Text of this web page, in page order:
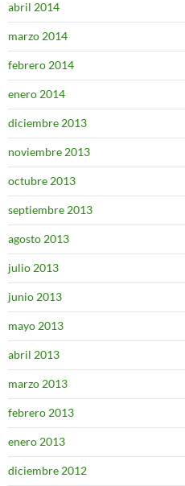
abril 2014
marzo 2014
febrero 2014
enero 2014
diciembre 2013
noviembre 2013
octubre 2013
septiembre 2013
agosto 2013
julio 2013
junio 2013
mayo 2013
abril 2013
marzo 2013
febrero 2013
enero 2013
diciembre 2012